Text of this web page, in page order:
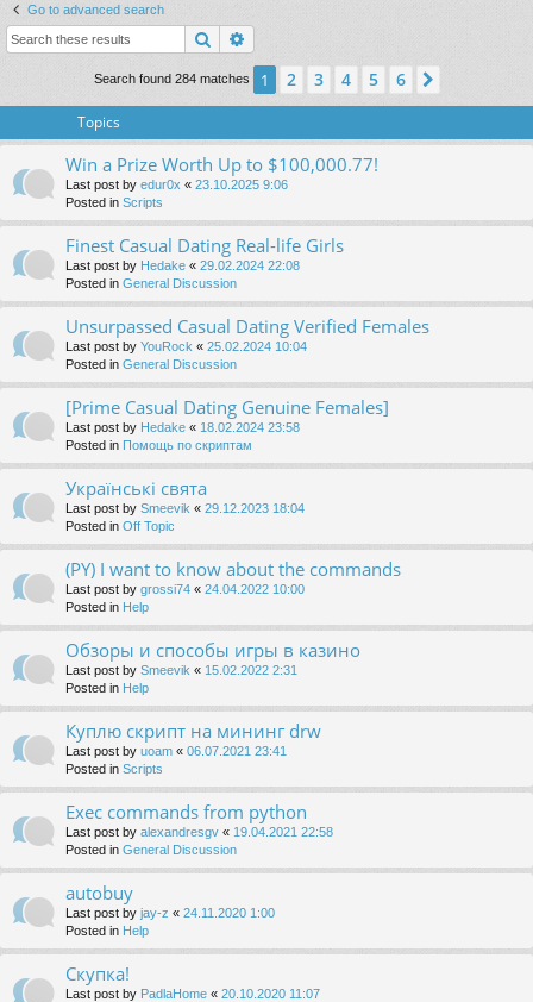
Go to advanced search
Search
Search found 284 matches 1 2 3 4 5 6
Topics
Win a Prize Worth Up to $100,000.77!
Last post by edur0x « 23.10.2025 9:06
Posted in Scripts
Finest Сasual Dating Real-life Girls
Last post by Hedake « 29.02.2024 22:08
Posted in General Discussion
Unsurpassed Сasual Dating Verified Females
Last post by YouRock « 25.02.2024 10:04
Posted in General Discussion
[Prime Сasual Dating Genuine Females]
Last post by Hedake « 18.02.2024 23:58
Posted in Помощь по скриптам
Українські свята
Last post by Smeevik « 29.12.2023 18:04
Posted in Off Topic
(PY) I want to know about the commands
Last post by grossi74 « 24.04.2022 10:00
Posted in Help
Обзоры и способы игры в казино
Last post by Smeevik « 15.02.2022 2:31
Posted in Help
Куплю скрипт на мининг drw
Last post by uoam « 06.07.2021 23:41
Posted in Scripts
Exec commands from python
Last post by alexandresgv « 19.04.2021 22:58
Posted in General Discussion
autobuy
Last post by jay-z « 24.11.2020 1:00
Posted in Help
Скупка!
Last post by PadlaHome « 20.10.2020 11:07